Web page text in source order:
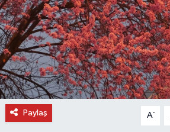
Paylaş A-
Devrekani Haberleri
Doğanyurt Haberleri
Hanönü Haberleri
İhsangazi Haberleri